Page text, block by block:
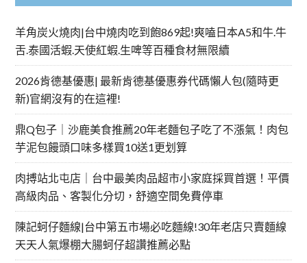
羊角炭火燒肉|台中燒肉吃到飽869起!爽嗑日本A5和牛.牛
舌.泰國活蝦.天使紅蝦.生啤等百種食材無限續
2026肯德基優惠| 最新肯德基優惠券代碼懶人包(隨時更
新)官網沒有的在這裡!
鼎Q包子｜沙鹿美食推薦20年老麵包子吃了不漲氣！肉包
芋泥包饅頭口味多樣買10送1更划算
肉搏站北屯店｜台中最美肉品超市小家庭採買首選！平價
高級肉品、客製化分切，舒適空間免費停車
陳記蚵仔麵線|台中第五市場必吃麵線!30年老店只賣麵線
天天人氣爆棚大腸蚵仔超讚推薦必點